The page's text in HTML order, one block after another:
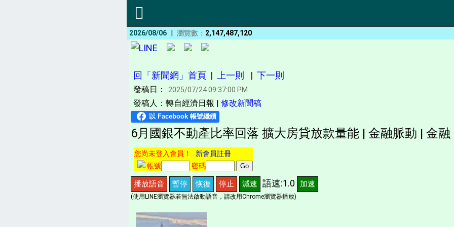
2026/08/06 | 瀏覽數： 2,147,487,120
回「新聞網」首頁 | 上一則 | 下一則
發稿日： 2025/07/24 09:37:00 PM
發稿人：轉自經濟日報 | 修改新聞稿
6月國銀不動產比率回落 擴大房貸放款量能 | 金融脈動 | 金融
您尚未登入會員！ 新會員註冊
帳號
密碼
播放語音 暫停 恢復 停止 減速 語速:1.0 加速
(使用LINE瀏覽器若無法啟動語音，請改用Chrome瀏覽器播放)